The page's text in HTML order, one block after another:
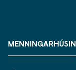
MENNINGARHÚSIN